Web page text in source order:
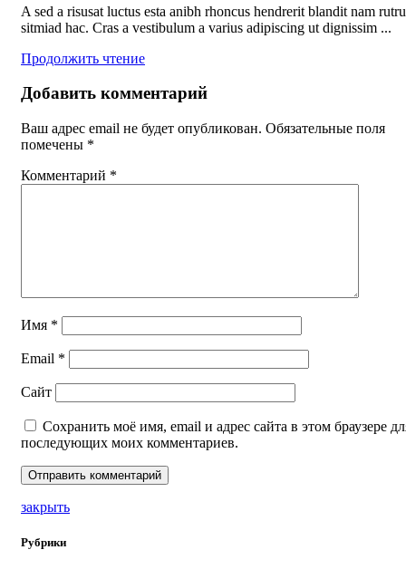
A sed a risusat luctus esta anibh rhoncus hendrerit blandit nam
sitmiad hac. Cras a vestibulum a varius adipiscing ut dignissim ...
Продолжить чтение
Добавить комментарий
Ваш адрес email не будет опубликован. Обязательные поля
помечены *
Комментарий *
Имя *
Email *
Сайт
Сохранить моё имя, email и адрес сайта в этом браузере
последующих моих комментариев.
закрыть
Рубрики